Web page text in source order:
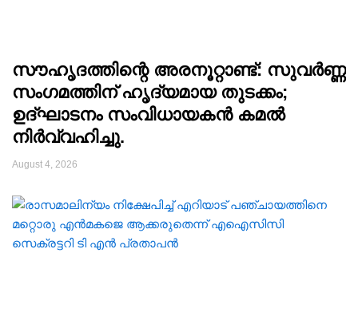
സൗഹൃദത്തിന്റെ അരനൂറ്റാണ്ട്: സുവർണ്ണ
സംഗമത്തിന് ഹൃദ്യമായ തുടക്കം;
ഉദ്ഘാടനം സംവിധായകൻ കമൽ
നിർവ്വഹിച്ചു.
August 4, 2026